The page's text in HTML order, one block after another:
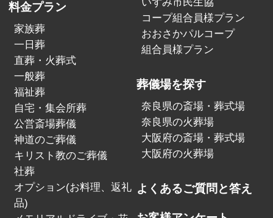
料金プラン
家族葬
一日葬
直葬・火葬式
一般葬
福祉葬
自宅・集会所葬
公営斎場葬儀
神道のご葬儀
キリスト教のご葬儀
社葬
オプション(お料理、返礼
品)
コープ組合員様プラン
おおさかパルコープ
組合員様プラン
葬儀場を探す
奈良県の斎場・葬式場
奈良県の火葬場
大阪府の斎場・葬式場
大阪府の火葬場
よくあるご質問と答え